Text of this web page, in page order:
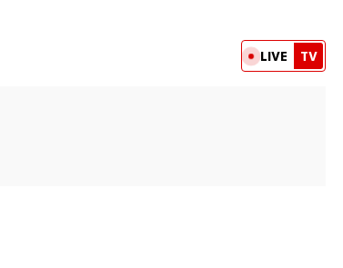
LIVE TV